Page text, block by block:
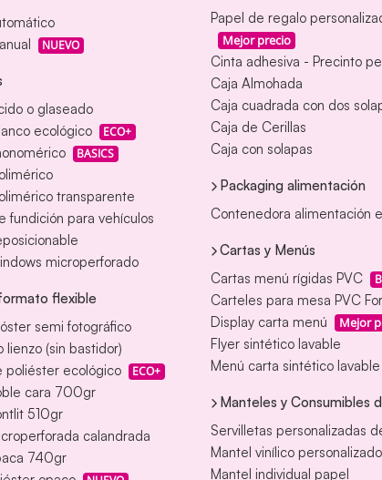
NUEVO
o glaseado
ecológico
ECO+
BASICS
transparente
fundición para vehículos
microperforado
flexible
semi fotográfico
lienzo (sin bastidor)
poliéster ecológico
ECO+
cara 700gr
510gr
calandrada
740gr
Papel de regalo
Mejor precio
Cinta adhesiva - Precinto
Caja Almohada
Caja cuadrada con dos
Caja de Cerillas
Caja con solapas
Packaging alimentación
Contenedora alimentación
Cartas y Menús
Cartas menú rígidas PVC
Carteles para mesa PVC
Display carta menú Mejor
Flyer sintético lavable
Menú carta sintético lavable
Manteles y Consumibles
Servilletas personalizadas
Mantel vinílico personalizado
Mantel individual papel